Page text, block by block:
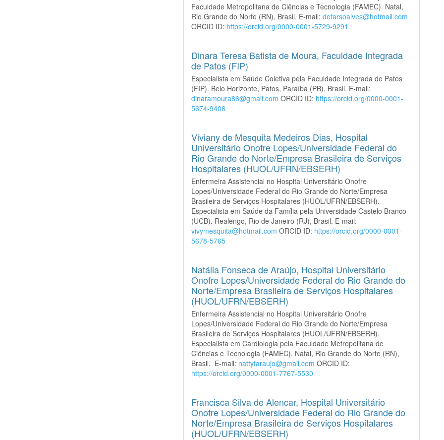
Faculdade Metropolitana de Ciências e Tecnologia (FAMEC). Natal,
Rio Grande do Norte (RN), Brasil. E-mail:detarsoalves@hotmail.com
ORCID ID: https://orcid.org/0000-0001-5729-9291
Dinara Teresa Batista de Moura, Faculdade Integrada
de Patos (FIP)
Especialista em Saúde Coletiva pela Faculdade Integrada de Patos
(FIP). Belo Horizonte, Patos, Paraíba (PB), Brasil. E-mail:
dinaramoura86@gmail.com ORCID ID: https://orcid.org/0000-0001-
5674-9406
Viviany de Mesquita Medeiros Dias, Hospital
Universitário Onofre Lopes/Universidade Federal do
Rio Grande do Norte/Empresa Brasileira de Serviços
Hospitalares (HUOL/UFRN/EBSERH)
Enfermeira Assistencial no Hospital Universitário Onofre
Lopes/Universidade Federal do Rio Grande do Norte/Empresa
Brasileira de Serviços Hospitalares (HUOL/UFRN/EBSERH).
Especialista em Saúde da Família pela Universidade Castelo Branco
(UCB). Realengo, Rio de Janeiro (RJ), Brasil. E-mail:
vivymesquita@hotmail.com ORCID ID: https://orcid.org/0000-0001-
5678-5765
Natália Fonseca de Araújo, Hospital Universitário
Onofre Lopes/Universidade Federal do Rio Grande do
Norte/Empresa Brasileira de Serviços Hospitalares
(HUOL/UFRN/EBSERH)
Enfermeira Assistencial no Hospital Universitário Onofre
Lopes/Universidade Federal do Rio Grande do Norte/Empresa
Brasileira de Serviços Hospitalares (HUOL/UFRN/EBSERH).
Especialista em Cardiologia pela Faculdade Metropolitana de
Ciências e Tecnologia (FAMEC). Natal, Rio Grande do Norte (RN),
Brasil. E-mail: nattyfaraujo@gmail.com ORCID ID:
https://orcid.org/0000-0001-7767-5530
Francisca Silva de Alencar, Hospital Universitário
Onofre Lopes/Universidade Federal do Rio Grande do
Norte/Empresa Brasileira de Serviços Hospitalares
(HUOL/UFRN/EBSERH)